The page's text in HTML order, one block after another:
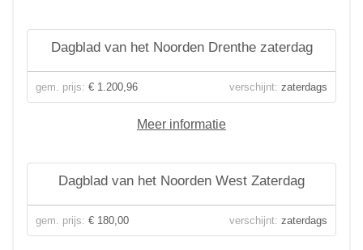
Dagblad van het Noorden Drenthe zaterdag
gem. prijs: € 1.200,96 verschijnt: zaterdags
Meer informatie
Dagblad van het Noorden West Zaterdag
gem. prijs: € 180,00 verschijnt: zaterdags